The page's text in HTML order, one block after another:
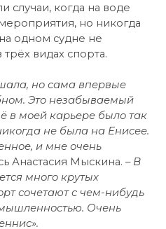
случаи, когда на воде
но никогда
одном судне не
видах спорта.
но сама впервые
Это незабываемый
в моей карьере было так
не была на Енисее.
и мне очень
Анастасия Мыскина. – В
много крутых
сочетают с чем-нибудь
Очень